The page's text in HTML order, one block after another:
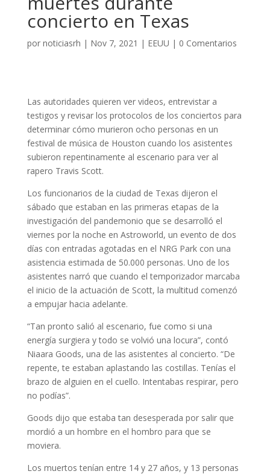
concierto en Texas
por noticiasrh | Nov 7, 2021 | EEUU | 0 Comentarios
Las autoridades quieren ver videos, entrevistar a
testigos y revisar los protocolos de los conciertos para
determinar cómo murieron ocho personas en un
festival de música de Houston cuando los asistentes
subieron repentinamente al escenario para ver al
rapero Travis Scott.
Los funcionarios de la ciudad de Texas dijeron el
sábado que estaban en las primeras etapas de la
investigación del pandemonio que se desarrolló el
viernes por la noche en Astroworld, un evento de dos
días con entradas agotadas en el NRG Park con una
asistencia estimada de 50.000 personas. Uno de los
asistentes narró que cuando el temporizador marcaba
el inicio de la actuación de Scott, la multitud comenzó
a empujar hacia adelante.
“Tan pronto salió al escenario, fue como si una
energía surgiera y todo se volvió una locura”, contó
Niaara Goods, una de las asistentes al concierto. “De
repente, te estaban aplastando las costillas. Tenías el
brazo de alguien en el cuello. Intentabas respirar, pero
no podías”.
Goods dijo que estaba tan desesperada por salir que
mordió a un hombre en el hombro para que se
moviera.
Los muertos tenían entre 14 y 27 años, y 13 personas